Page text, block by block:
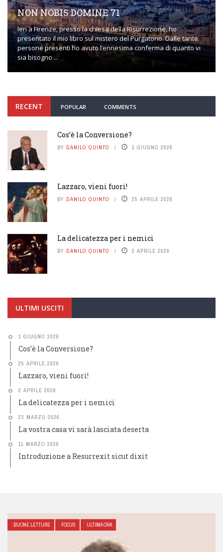
NOBIS DOMINE 71
a Firenze, presso la chiesa della Risurrezione, ho
il mio libro sul mistero del Purgatorio. Dalle tante
presenti ho avuto l’ennesima conferma di quanto vi
bisogno ...
FOCUS
Un
RECENT POPULAR COMMENTS
Cos’è la Conversione?
BY DANILO QUINTO 1 GIUGNO 2026
Lazzaro, vieni fuori!
BY DANILO QUINTO 25 APRILE 2026
La delicatezza per i nemici
BY DANILO QUINTO 2 APRILE 2026
ULTIMI USCITI
1 GIUGNO 2026
Cos’è la Conversione?
25 APRILE 2026
Lazzaro, vieni fuori!
2 APRILE 2026
La delicatezza per i nemici
23 MARZO 2026
La vostra casa vi sarà lasciata deserta
11 MARZO 2026
Introduzione a Resurrexit sicut dixit
LETTURE FOCUS ULTIMA ORA